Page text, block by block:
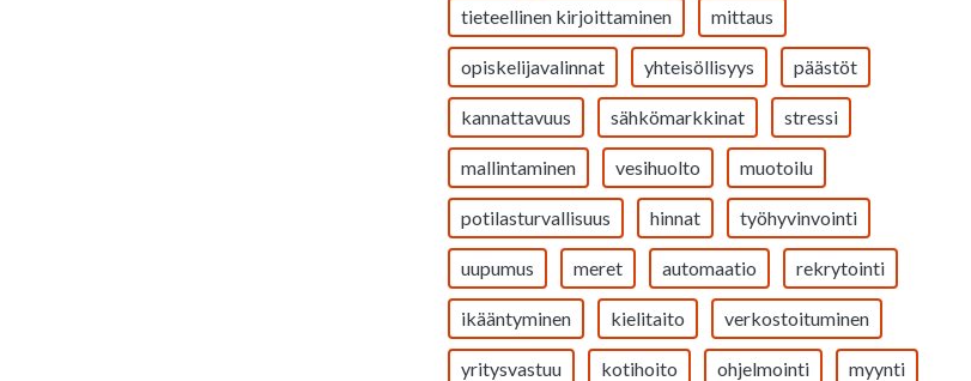
tieteellinen kirjoittaminen mittaus
opiskelijavalinnat yhteisöllisyys päästöt
kannattavuus sähkömarkkinat stressi
mallintaminen vesihuolto muotoilu
potilasturvallisuus hinnat työhyvinvointi
uupumus meret automaatio rekrytointi
ikääntyminen kielitaito verkostoituminen
yritysvastuu kotihoito ohjelmointi myynti